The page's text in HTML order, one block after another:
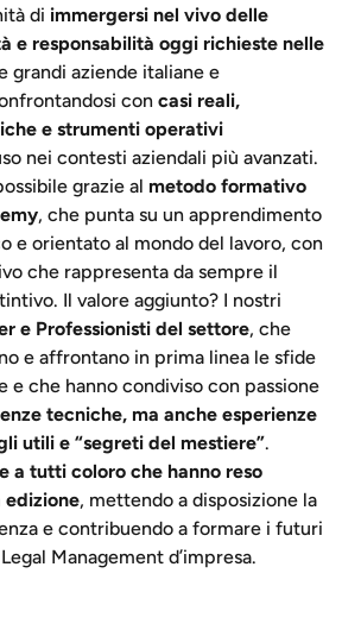
di immergersi nel vivo delle
e responsabilità oggi richieste nelle
grandi aziende italiane e
con casi reali,
e strumenti operativi
nei contesti aziendali più avanzati.
grazie al metodo formativo
, che punta su un apprendimento
e orientato al mondo del lavoro, con
che rappresenta da sempre il
Il valore aggiunto? I nostri
e Professionisti del settore, che
e affrontano in prima linea le sfide
e che hanno condiviso con passione
tecniche, ma anche esperienze
utili e “segreti del mestiere”.
a tutti coloro che hanno reso
edizione, mettendo a disposizione la
e contribuendo a formare i futuri
Management d’impresa.